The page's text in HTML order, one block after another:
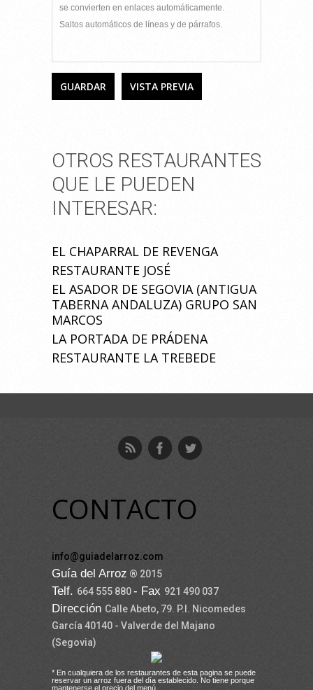
se convierten en enlaces automáticamente.
Saltos automáticos de líneas y de párrafos.
OTROS RESTAURANTES
QUE LE PUEDEN
INTERESAR:
EL CHAPARRAL DE REVENGA
RESTAURANTE JOSÉ
EL ASADOR DE SEGOVIA (ANTIGUA
TABERNA ANDALUZA) GRUPO SAN
MARCOS
LA PORTADA DE PRÁDENA
RESTAURANTE LA TREBEDE
CONTACTO
info@guiadelarroz.com
Guía del Arroz ® 2015
Telf. 664 555 880- Fax 921 490 037
Dirección Calle Abeto, 79. P.I. Nicomedes
García 40140 - Valverde del Majano
(Segovia)
* En cualquiera de los restaurantes de esta pagina se puede
reservar un arroz fuera del día establecido. No tiene porque
mantenerse el precio del menú.